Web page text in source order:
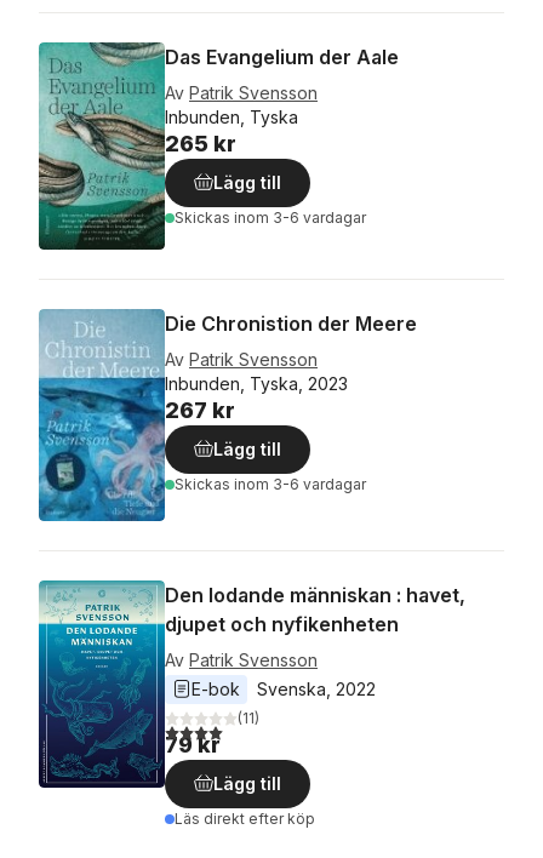
Das Evangelium der Aale
Av Patrik Svensson
Inbunden, Tyska
265 kr
Lägg till
Skickas inom 3-6 vardagar
Die Chronistion der Meere
Av Patrik Svensson
Inbunden, Tyska, 2023
267 kr
Lägg till
Skickas inom 3-6 vardagar
Den lodande människan : havet,
djupet och nyfikenheten
Av Patrik Svensson
E-bok
Svenska 2022
4,0utav 5 stjärnor. Totalt antal röster:
(11)
79 kr
Lägg till
Läs direkt efter köp